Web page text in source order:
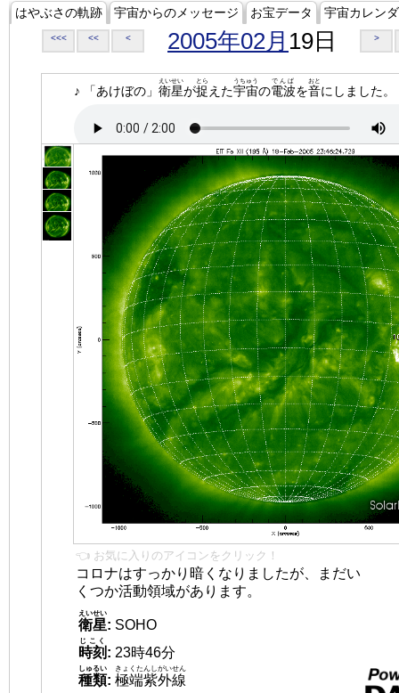
はやぶさの軌跡 宇宙からのメッセージ お宝データ 宇宙カレン
<<< << < 2005年02月 19日 >
♪ 「あけぼの」 衛星
えいせい
が捉
とら
えた宇宙
うちゅう
の電波
でんぱ
を音
おと
にしました。
👈 お気に入りのアイコンをクリック！
コロナはすっかり暗くなりましたが、まだい
くつか活動領域があります。
衛星
えいせい
: SOHO
時刻
じこく
: 23時46分
種類
しゅるい
: 極端紫外線
きょくたんしがいせん